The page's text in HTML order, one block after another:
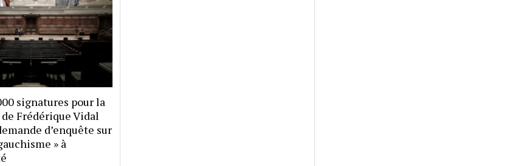
signatures pour la
Frédérique Vidal
d’enquête sur
» à